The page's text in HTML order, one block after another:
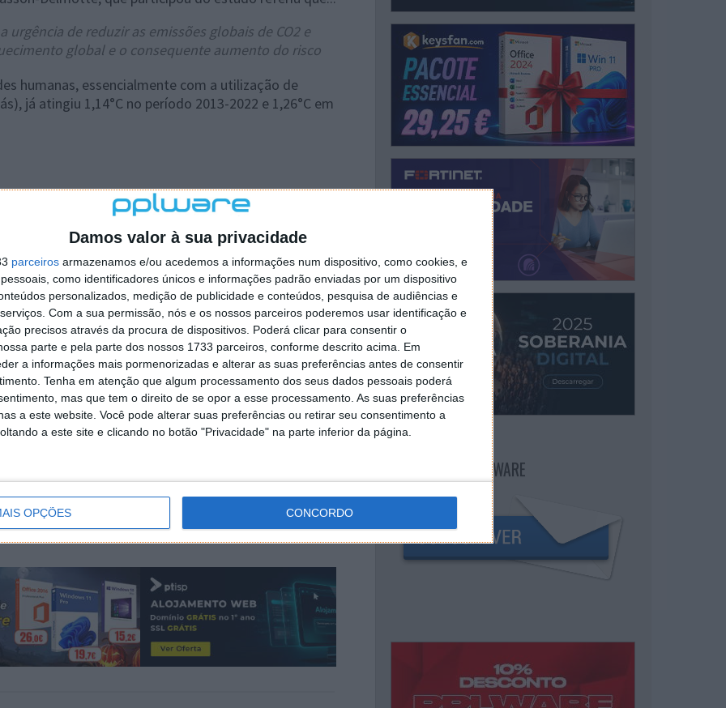
Damos valor à sua privacidade
parceiros armazenamos e/ou acedemos a informações num dispositivo, como cookies, e
como identificadores únicos e informações padrão enviadas por um dispositivo
personalizados, medição de publicidade e conteúdos, pesquisa de audiências e
Com a sua permissão, nós e os nossos parceiros poderemos usar identificação e
precisos através da procura de dispositivos. Poderá clicar para consentir o
parte e pela parte dos nossos 1733 parceiros, conforme descrito acima. Em
a informações mais pormenorizadas e alterar as suas preferências antes de consentir
Tenha em atenção que algum processamento dos seus dados pessoais poderá
mas que tem o direito de se opor a esse processamento. As suas preferências
a este website. Você pode alterar suas preferências ou retirar seu consentimento a
a este site e clicando no botão "Privacidade" na parte inferior da página.
OPÇÕES CONCORDO
urgência de reduzir as emissões globais de CO2 e
global e o consequente aumento do risco
humanas, essencialmente com a utilização de
já atingiu 1,14°C no período 2013-2022 e 1,26°C em
artigo tem mais de um ano
no Google Notícias
Autor:Pedro Pinto
PRÓXIMO ARTIGO
NEWSLETTER PPLWARE